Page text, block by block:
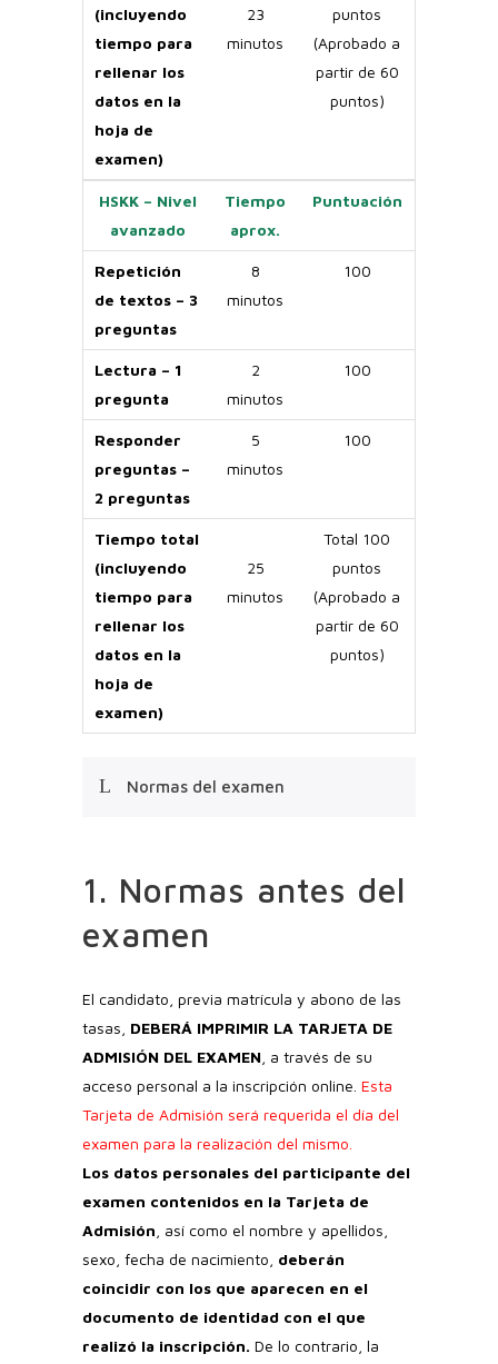
(incluyendo
tiempo para
rellenar los
datos en la
hoja de
examen)
23
minutos
puntos
(Aprobado a
partir de 60
puntos)
HSKK – Nivel
avanzado
Tiempo
aprox.
Puntuación
Repetición
de textos – 3
preguntas
8
minutos
100
Lectura – 1
pregunta
2
minutos
100
Responder
preguntas –
2 preguntas
5
minutos
100
Tiempo total
(incluyendo
tiempo para
rellenar los
datos en la
hoja de
examen)
25
minutos
Total 100
puntos
(Aprobado a
partir de 60
puntos)
Normas del examen
1. Normas antes del
examen
El candidato, previa matrícula y abono de las
tasas, DEBERÁ IMPRIMIR LA TARJETA DE
ADMISIÓN DEL EXAMEN , a través de su
acceso personal a la inscripción online. Esta
Tarjeta de Admisión será requerida el día del
examen para la realización del mismo.
Los datos personales del participante del
examen contenidos en la Tarjeta de
Admisión , así como el nombre y apellidos,
sexo, fecha de nacimiento, deberán
coincidir con los que aparecen en el
documento de identidad con el que
realizó la inscripción. De lo contrario, la